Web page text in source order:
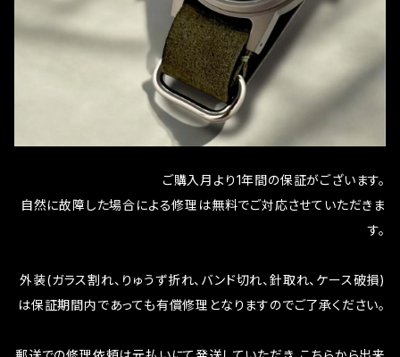
ご購入月より1年間の保証がございます。
自然に故障した場合による修理は無料でご対応させていただきま
す。
外装(ガラス割れ、りゅうず折れ、バンド切れ、針取れ、ケース破損)
は保証期間内であっても有償修理となりますのでご了承ください。